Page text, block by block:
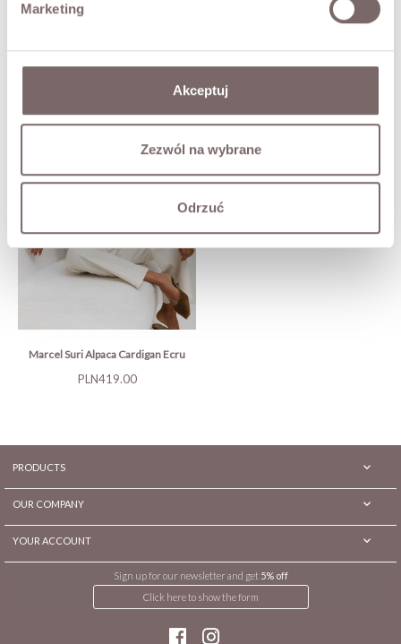
Marketing
Akceptuj
Zezwól na wybrane
Odrzuć
Marcel Suri Alpaca Cardigan Ecru
Price
PLN419.00
Denise Angora Set Beige
PRODUCTS 
OUR COMPANY 
YOUR ACCOUNT 
Sign up for our newsletter and get 5% off
Click here to show the form